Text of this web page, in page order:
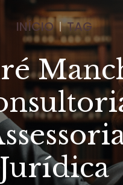
INÍCIO TAG
Jurídica